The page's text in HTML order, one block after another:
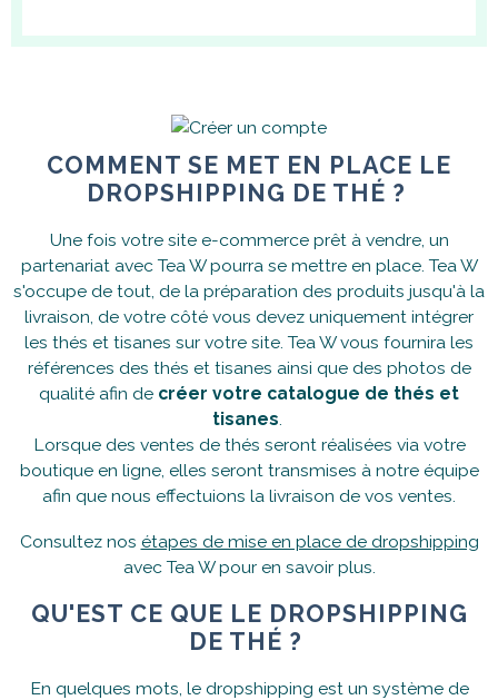
COMMENT SE MET EN PLACE LE
DROPSHIPPING DE THÉ ?
Une fois votre site e-commerce prêt à vendre, un
partenariat avec Tea W pourra se mettre en place. Tea W
s'occupe de tout, de la préparation des produits jusqu'à la
livraison, de votre côté vous devez uniquement intégrer
les thés et tisanes sur votre site. Tea W vous fournira les
références des thés et tisanes ainsi que des photos de
qualité afin de créer votre catalogue de thés et
tisanes.
Lorsque des ventes de thés seront réalisées via votre
boutique en ligne, elles seront transmises à notre équipe
afin que nous effectuions la livraison de vos ventes.
Consultez nos étapes de mise en place de dropshipping
avec Tea W pour en savoir plus.
QU'EST CE QUE LE DROPSHIPPING
DE THÉ ?
En quelques mots, le dropshipping est un système de